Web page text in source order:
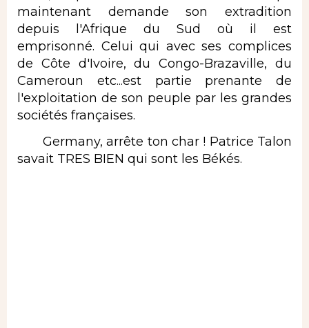
maintenant demande son extradition
depuis l'Afrique du Sud où il est
emprisonné. Celui qui avec ses complices
de Côte d'Ivoire, du Congo-Brazaville, du
Cameroun etc...est partie prenante de
l'exploitation de son peuple par les grandes
sociétés françaises.
Germany, arrête ton char ! Patrice Talon
savait TRES BIEN qui sont les Békés.